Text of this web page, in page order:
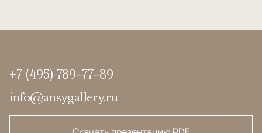
+7 (495) 789-77-89
info@ansygallery.ru